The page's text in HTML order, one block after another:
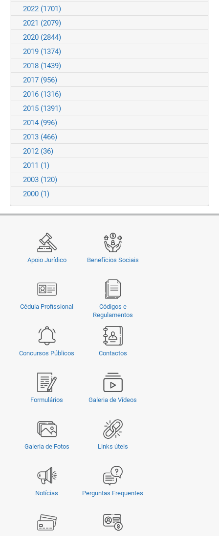
2022 (1701)
2021 (2079)
2020 (2844)
2019 (1374)
2018 (1439)
2017 (956)
2016 (1316)
2015 (1391)
2014 (996)
2013 (466)
2012 (36)
2011 (1)
2003 (120)
2000 (1)
Apoio Jurídico Benefícios Sociais
Cédula Profissional
Códigos e
Regulamentos
Concursos Públicos Contactos
Formulários Galeria de Vídeos
Galeria de Fotos Links úteis
Notícias Perguntas Frequentes